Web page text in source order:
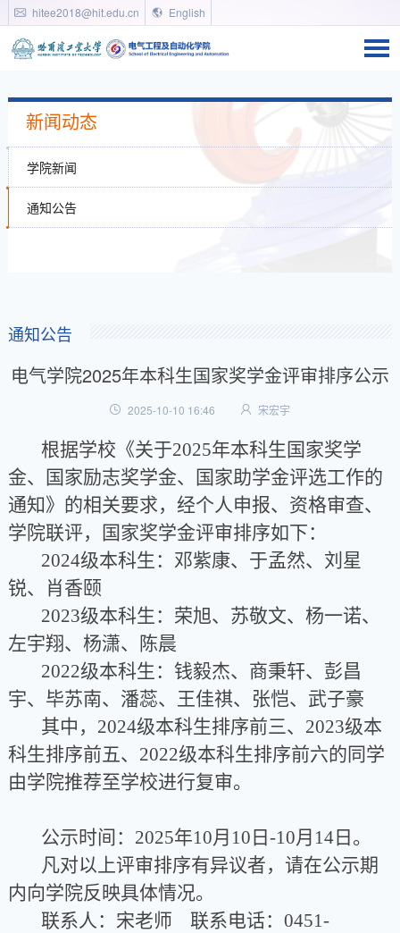
hitee2018@hit.edu.cn English
新闻动态
学院新闻
通知公告
通知公告
电气学院2025年本科生国家奖学金评审排序公示
2025-10-10 16:46 宋宏宇
根据学校《关于2025年本科生国家奖学
金、国家励志奖学金、国家助学金评选工作的
通知》的相关要求， 经个人申报、资格审查、
学院联评，
国家奖学金评审排序如下：
2024级本科生： 邓紫康、于孟然、刘星
锐、肖香颐
2023级本科生： 荣旭、苏敬文、杨一诺、
左宇翔、杨潇、陈晨
2022级本科生： 钱毅杰、商秉轩、彭昌
宇、毕苏南、潘蕊、王佳祺、张恺、武子豪
其中， 2024级本科生排序前三、 2023级本
科生排序前五、 2022级本科生排序前六的同学
由学院推荐至学校进行复审。
公示时间：2025年10月10日-10月14日 。
凡对以上评审排序有异议者，请在公示期
内向学院反映具体情况。
联系人： 宋老师
联系电话：0451-